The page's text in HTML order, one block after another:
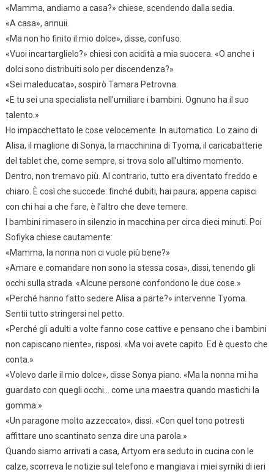
«Mamma, andiamo a casa?» chiese, scendendo dalla sedia.
«A casa», annuii.
«Ma non ho finito il mio dolce», disse, confuso.
«Vuoi incartarglielo?» chiesi con acidità a mia suocera. «O anche i
dolci sono distribuiti solo per discendenza?»
«Sei maleducata», sospirò Tamara Petrovna.
«E tu sei una specialista nell’umiliare i bambini. Ognuno ha il suo
talento.»
Ho impacchettato le cose velocemente. In automatico. Lo zaino di
Alisa, il maglione di Sonya, la macchinina di Tyoma, il caricabatterie
del tablet che, come sempre, si trova solo all’ultimo momento.
Dentro, non tremavo più. Al contrario, tutto era diventato freddo e
chiaro. È così che succede: finché dubiti, hai paura; appena capisci
con chi hai a che fare, è l’altro che deve temere.
I bambini rimasero in silenzio in macchina per circa dieci minuti. Poi
Sofiyka chiese cautamente:
«Mamma, la nonna non ci vuole più bene?»
«Amare e comandare non sono la stessa cosa», dissi, tenendo gli
occhi sulla strada. «Alcune persone confondono le due cose.»
«Perché hanno fatto sedere Alisa a parte?» intervenne Tyoma.
Sentii tutto stringersi nel petto.
«Perché gli adulti a volte fanno cose cattive e pensano che i bambini
non capiscano niente», risposi. «Ma voi avete capito. Ed è questo che
conta.»
«Volevo darle il mio dolce», disse Sonya piano. «Ma la nonna mi ha
guardato con quegli occhi… come una maestra quando mastichi la
gomma.»
«Un paragone molto azzeccato», dissi. «Con quel tono potresti
affittare uno scantinato senza dire una parola.»
Quando siamo arrivati a casa, Artyom era seduto in cucina con le
calze, scorreva le notizie sul telefono e mangiava i miei syrniki di ieri